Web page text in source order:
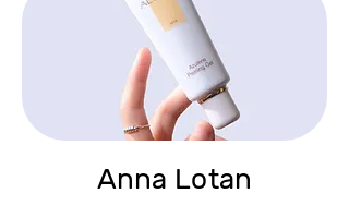
Anna Lotan